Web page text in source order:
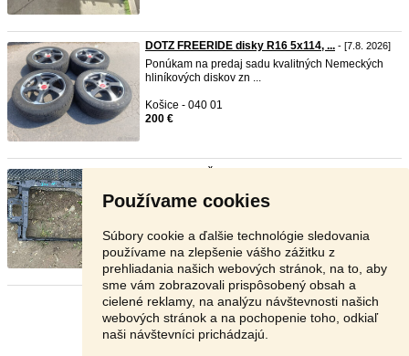
Používame cookies
Súbory cookie a ďalšie technológie sledovania
používame na zlepšenie vášho zážitku z
prehliadania našich webových stránok, na to, aby
sme vám zobrazovali prispôsobený obsah a
cielené reklamy, na analýzu návštevnosti našich
webových stránok a na pochopenie toho, odkiaľ
naši návštevníci prichádzajú.
DOTZ FREERIDE disky R16 5x114, ... - [7.8. 2026]
Ponúkam na predaj sadu kvalitných Nemeckých
hliníkových diskov zn ...
Košice - 040 01
200 €
Originál náhradný použitý diel. Je nutné lakovať.
Prípadné vady s ...
Žilina - 010 03
Stránka: 1 2 3 Ďalšia